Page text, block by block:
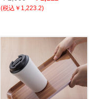
(税込￥1,223.2)